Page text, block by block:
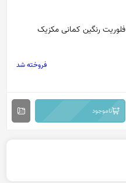
فلوریت رنگین کمانی مکزیک
فروخته شد
ناموجود